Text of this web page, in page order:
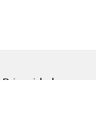
Privacidad